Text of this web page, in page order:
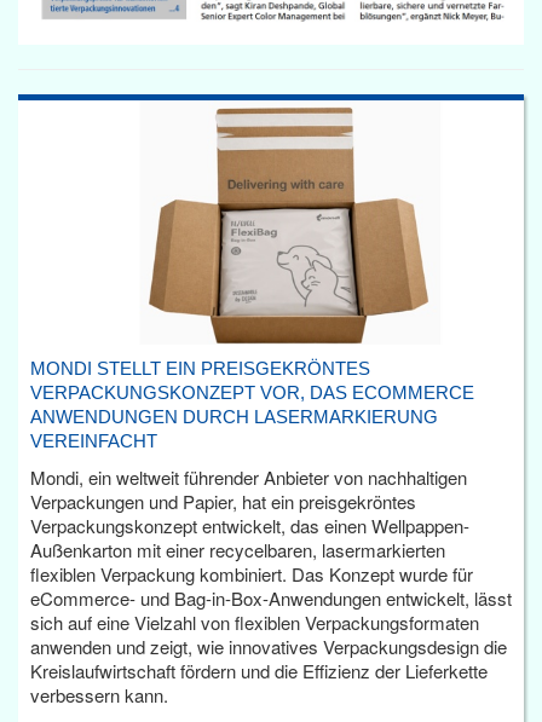
MONDI STELLT EIN PREISGEKRÖNTES
VERPACKUNGSKONZEPT VOR, DAS ECOMMERCE
ANWENDUNGEN DURCH LASERMARKIERUNG
VEREINFACHT
Mondi, ein weltweit führender Anbieter von nachhaltigen
Verpackungen und Papier, hat ein preisgekröntes
Verpackungskonzept entwickelt, das einen Wellpappen-
Außenkarton mit einer recycelbaren, lasermarkierten
flexiblen Verpackung kombiniert. Das Konzept wurde für
eCommerce- und Bag-in-Box-Anwendungen entwickelt, lässt
sich auf eine Vielzahl von flexiblen Verpackungsformaten
anwenden und zeigt, wie innovatives Verpackungsdesign die
Kreislaufwirtschaft fördern und die Effizienz der Lieferkette
verbessern kann.